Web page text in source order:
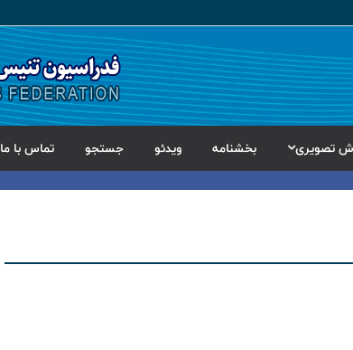
تصویری بخشنامه ویدئو جستجو تماس با ما